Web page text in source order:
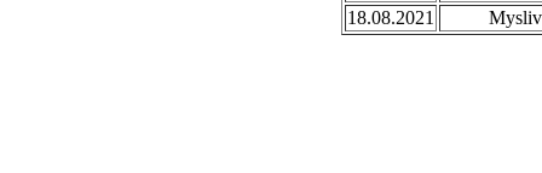
18.08.2021